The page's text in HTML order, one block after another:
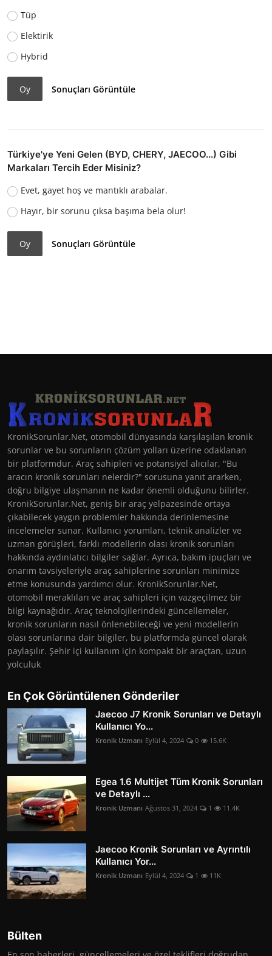
Tüp
Elektirik
Hybrid
Oy Sonuçları Görüntüle
Türkiye'ye Yeni Gelen (BYD, CHERY, JAECOO...) Gibi
Markaları Tercih Eder Misiniz?
Evet, gayet hoş ve mantıklı arabalar.
Hayır, bir sorunu çıksa başıma bela olur!
Oy Sonuçları Görüntüle
KronikSorunlar.Net, otomobil dünyasında karşılaşılan kronik
sorunlar ve bu sorunların çözüm yolları üzerine odaklanan
bir platformdur. Araç sahipleri ve potansiyel alıcılar, "Bu
aracın kronik sorunları nelerdir?" sorusuna yanıt ararken,
doğru bilgiye ulaşmanın ne kadar önemli olduğunu bilirler.
KronikSorunlar.Net, geniş bir araç yelpazesinde ortaya
çıkabilecek yaygın problemler hakkında derinlemesine
incelemeler sunar. Kullanıcı yorumları, teknik analizler ve
uzman görüşleri, farklı modellerin olası kronik sorunları
hakkında aydınlatıcı bilgiler sağlar. Ayrıca, bakım ipuçları ve
onarım tavsiyeleriyle araç sahiplerine sorunları minimize
etme konusunda yardımcı olur. KronikSorunlar.Net,
otomobil meraklıları ve araç sahipleri için vazgeçilmez bir
bilgi kaynağıdır. Araç teknolojilerindeki güncellemeler,
kronik sorunların nasıl önlenebileceği ve yeni modellerin
olası sorunlarına dair bilgiler, bu platformda güncel olarak
paylaşılır. Şehir içi kullanım için kompakt bir araçtan, uzun
yolculuk
En Çok Görüntülenen Gönderiler
Jaecoo J7 Kronik Sorunları ve Detaylı
Kullanıcı Yo...
Kronik Uzmanı Eylül 4, 2024 0 15.6K
Egea 1.6 Multijet Tüm Kronik Sorunları
ve Detaylı ...
Kronik Uzmanı Ağustos 31, 2024 1 11.4K
Jaecoo Kronik Sorunları ve Ayrıntılı
Kullanıcı Yor...
Kronik Uzmanı Eylül 4, 2024 1 11K
Bülten